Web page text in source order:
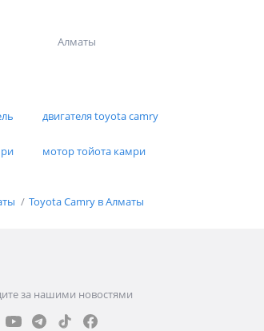
Алматы
двигателя toyota camry
мотор тойота камри
Toyota Camry в Алматы
за нашими новостями